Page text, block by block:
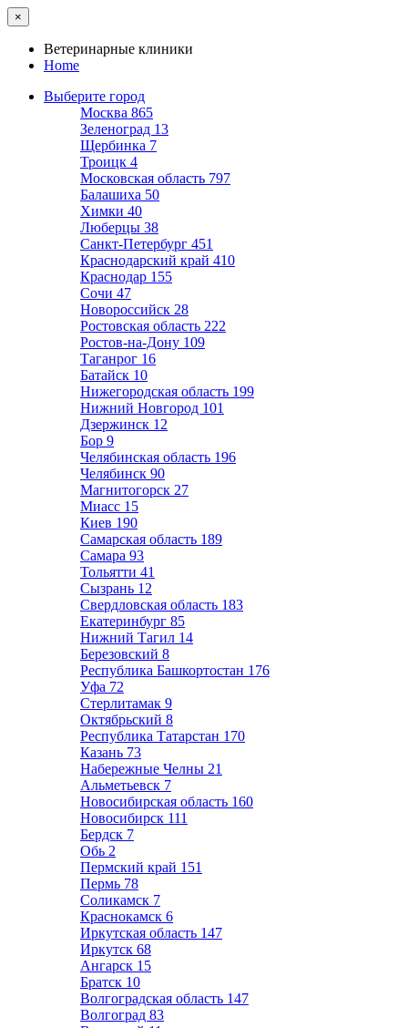
×
Ветеринарные клиники
Home
Выберите город
Москва 865
Зеленоград 13
Щербинка 7
Троицк 4
Московская область 797
Балашиха 50
Химки 40
Люберцы 38
Санкт-Петербург 451
Краснодарский край 410
Краснодар 155
Сочи 47
Новороссийск 28
Ростовская область 222
Ростов-на-Дону 109
Таганрог 16
Батайск 10
Нижегородская область 199
Нижний Новгород 101
Дзержинск 12
Бор 9
Челябинская область 196
Челябинск 90
Магнитогорск 27
Миасс 15
Киев 190
Самарская область 189
Самара 93
Тольятти 41
Сызрань 12
Свердловская область 183
Екатеринбург 85
Нижний Тагил 14
Березовский 8
Республика Башкортостан 176
Уфа 72
Стерлитамак 9
Октябрьский 8
Республика Татарстан 170
Казань 73
Набережные Челны 21
Альметьевск 7
Новосибирская область 160
Новосибирск 111
Бердск 7
Обь 2
Пермский край 151
Пермь 78
Соликамск 7
Краснокамск 6
Иркутская область 147
Иркутск 68
Ангарск 15
Братск 10
Волгоградская область 147
Волгоград 83